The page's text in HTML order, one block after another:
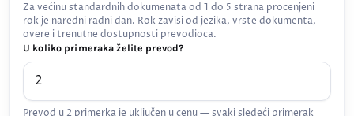
Za većinu standardnih dokumenata od 1 do 5 strana procenjeni
rok je naredni radni dan. Rok zavisi od jezika, vrste dokumenta,
overe i trenutne dostupnosti prevodioca.
U koliko primeraka želite prevod?
Prevod u 2 primerka je uključen u cenu — svaki sledeći primerak